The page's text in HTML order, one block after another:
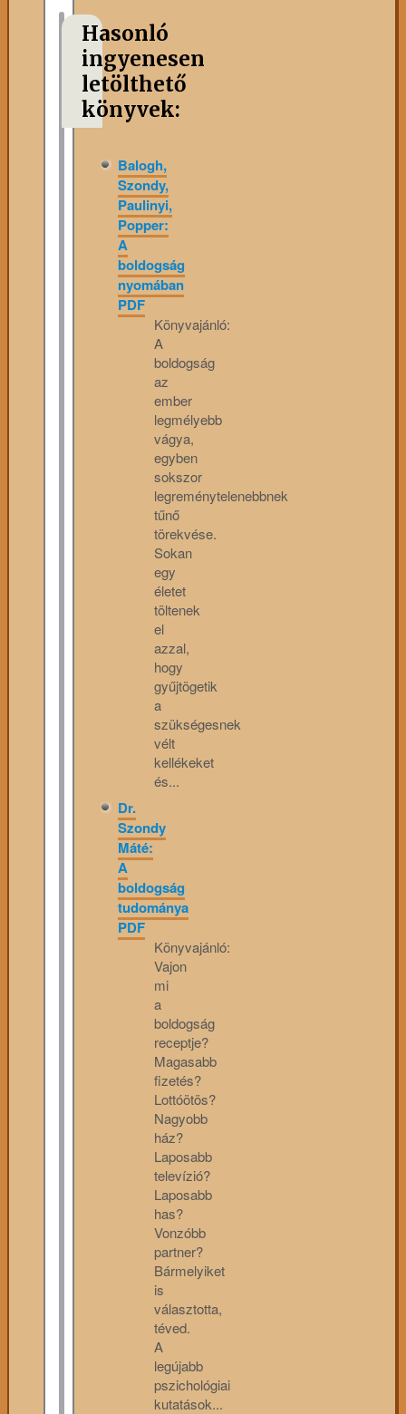
Hasonló
ingyenesen
letölthető
könyvek:
Balogh,
Szondy,
Paulinyi,
Popper:
A
boldogság
nyomában
PDF
Könyvajánló:
A
boldogság
az
ember
legmélyebb
vágya,
egyben
sokszor
legreménytelenebbnek
tűnő
törekvése.
Sokan
egy
életet
töltenek
el
azzal,
hogy
gyűjtögetik
a
szükségesnek
vélt
kellékeket
és...
Dr.
Szondy
Máté:
A
boldogság
tudománya
PDF
Könyvajánló:
Vajon
mi
a
boldogság
receptje?
Magasabb
fizetés?
Lottóötös?
Nagyobb
ház?
Laposabb
televízió?
Laposabb
has?
Vonzóbb
partner?
Bármelyiket
is
választotta,
téved.
A
legújabb
pszichológiai
kutatások...